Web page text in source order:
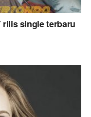
rilis single terbaru